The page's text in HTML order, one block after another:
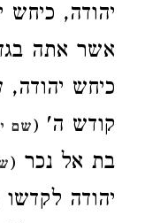
יהודה,
אשר אתה
כיחש
קודש ה' (שם
בת אל נכר (
יהודה לקדשו